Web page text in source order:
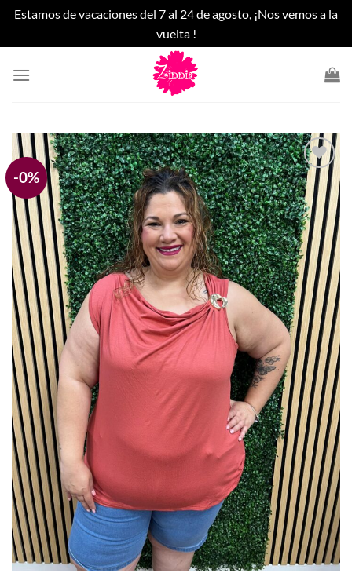
Estamos de vacaciones del 7 al 24 de agosto, ¡Nos vemos a la
vuelta !
-0%
Añadir
a la
lista
de
deseos